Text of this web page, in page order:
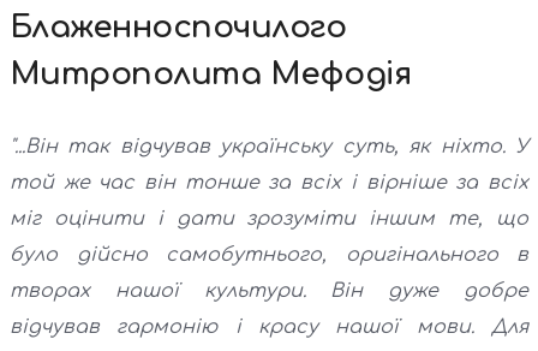
Блаженноспочилого
Митрополита Мефодія
"...Він так відчував українську суть, як ніхто. У
той же час він тонше за всіх і вірніше за всіх
міг оцінити і дати зрозуміти іншим те, що
було дійсно самобутнього, оригінального в
творах нашої культури. Він дуже добре
відчував гармонію і красу нашої мови. Для